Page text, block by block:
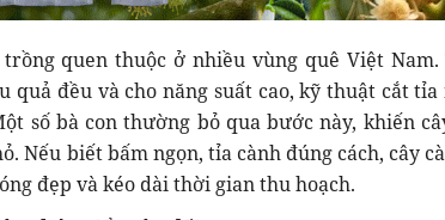
quen thuộc ở nhiều vùng quê Việt
quả đều và cho năng suất cao, kỹ thuật cắt
số bà con thường bỏ qua bước này, khiến
Nếu biết bấm ngọn, tỉa cành đúng cách, cây
đẹp và kéo dài thời gian thu hoạch.